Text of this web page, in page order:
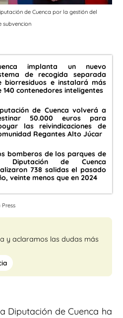
de Cuenca por la gestión del
subvencion
implanta un nuevo
de recogida separada
biorresiduos e instalará más
140 contenedores inteligentes
de Cuenca volverá a
50.000 euros para
las reivindicaciones de
Regantes Alto Júcar
bomberos de los parques de
Diputación de Cuenca
738 salidas el pasado
veinte menos que en 2024
Press
y aclaramos las dudas más
Diputación de Cuenca ha